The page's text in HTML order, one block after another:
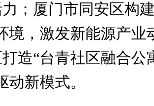
；厦门市同安区构
境，激发新能源产业
造“台青社区融合公
动新模式。